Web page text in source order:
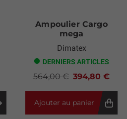
Ampoulier Cargo
mega
Dimatex
DERNIERS ARTICLES
394,80 €
564,00 €
Ajouter au panier